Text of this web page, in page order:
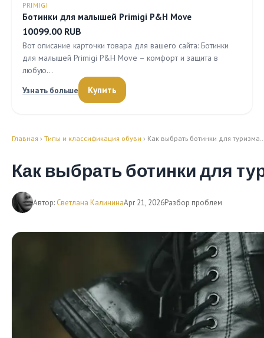
PRIMIGI
Ботинки для малышей Primigi P&H Move
10099.00 RUB
Вот описание карточки товара для вашего сайта: Ботинки
для малышей Primigi P&H Move – комфорт и защита в
любую…
Узнать больше
Купить
Главная › Типы и классификация обуви › Как выбрать ботинки для
Как выбрать ботинки для
Автор: Светлана КалининаApr 21, 2026Разбор проблем